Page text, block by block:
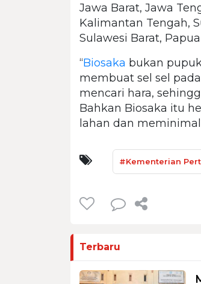
Jawa Barat, Jawa
Kalimantan Tengah,
Sulawesi Barat,
“Biosaka bukan
membuat sel sel
mencari hara,
Bahkan Biosaka itu
lahan dan
#Kementerian
Terbaru